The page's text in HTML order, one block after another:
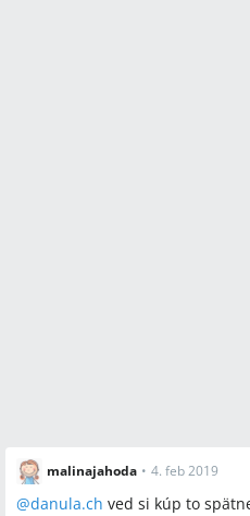
malinajahoda • 4. feb 2019
@danula.ch ved si kúp to